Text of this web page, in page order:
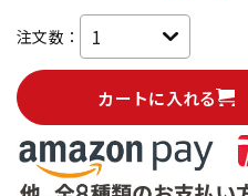
注文数：
カートに入れる